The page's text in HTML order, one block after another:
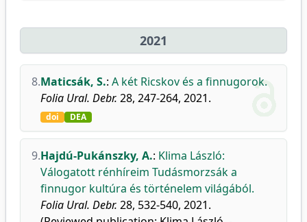
2021
8.Maticsák, S.: A két Ricskov és a finnugorok.
Folia Ural. Debr. 28, 247-264, 2021.
doi DEA
9.Hajdú-Pukánszky, A.: Klima László:
Válogatott rénhíreim Tudásmorzsák a
finnugor kultúra és történelem világából.
Folia Ural. Debr. 28, 532-540, 2021.